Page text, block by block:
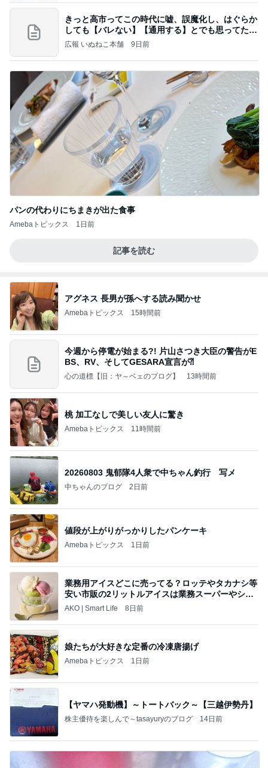
きっと高市ってこの時代に嘘、誤魔化し、はぐらか
しても【バレない】【通用する】とでも思ってたん
だろ
広報 いぬねこ本舗 9日前
パンの代わりにちまきが出た食事
Amebaトピックス 1日前
記事を読む
アグネス 長男が孫へする読み聞かせ
Amebaトピックス 15時間前
今週から停電が始まる?! 片山さつき大臣の警告がE
BS、RV、そしてGESARA宣言が⁈
心の道標【旧：ヤ～ベェのブログ】 13時間前
桃 加工なしで美しい友人に驚き
Amebaトピックス 11時間前
20260803 鬼郁隊4人衆で中ちゃん釣行 写メ
中ちゃんのブログ 2日前
値段が上がりがっかりしたパンケーキ
Amebaトピックス 1日前
業務用アイスどこに売ってる？ロッテやタカナシ等
安い市販の2リットルアイスは業務スーパーやシャ
トレ
AKO | Smart Life 8日前
娘たちが大好きな定番の冷凍唐揚げ
Amebaトピックス 1日前
【ヤマハ発動機】～トートバック～【三越伊勢丹】
株主優待を楽しんで～tasayuryのブログ 14日前